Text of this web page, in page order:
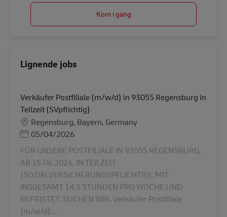
Kom i gang
Lignende jobs
Verkäufer Postfiliale (m/w/d) in 93055 Regensburg in
Teilzeit (SVpflichtig)
Lokation
Regensburg, Bayern, Germany
Posted Date
05/04/2026
FÜR UNSERE POSTFILIALE IN 93055 REGENSBURG,
AB 15.06.2026, IN TEILZEIT
(SOZIALVERSICHERUNGSPFLICHTIG), MIT
INSGESAMT 14,5 STUNDEN PRO WOCHE UND
BEFRISTET, SUCHEN WIR. Verkäufer Postfiliale
(m/w/d)....